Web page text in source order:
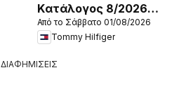
Kατάλογος 8/2026
New in Women
Από το Σάββατο 01/08/2026
Tommy Hilfiger
ΔΙΑΦΗΜΙΣΕΙΣ